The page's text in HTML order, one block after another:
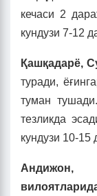
кечаси 2
кундузи 7-12
Қашқадарё,
туради,
туман
тезликда
кундузи 10-15